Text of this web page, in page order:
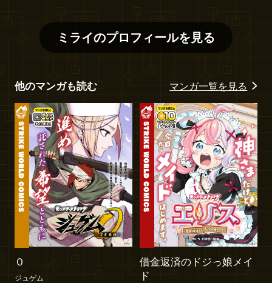
ミライのプロフィールを見る
他のマンガも読む マンガ一覧を見る
０
ジュゲム
借金返済のドジっ娘メイ
ド